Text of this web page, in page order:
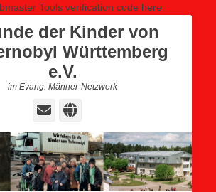
Tools verification code here
der Kinder von
Württemberg
e.V.
im Evang. Männer-Netzwerk
E-
Website